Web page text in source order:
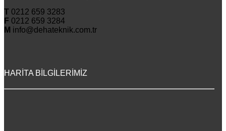
T 0212 659 3283
F 0212 659 3284
M info@dehateknik.com.tr
HARİTA BİLGİLERİMİZ